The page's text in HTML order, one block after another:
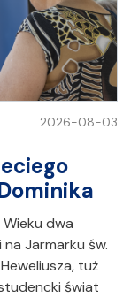
2026-08-03
dwa
Jarmarku św.
tuż
świat